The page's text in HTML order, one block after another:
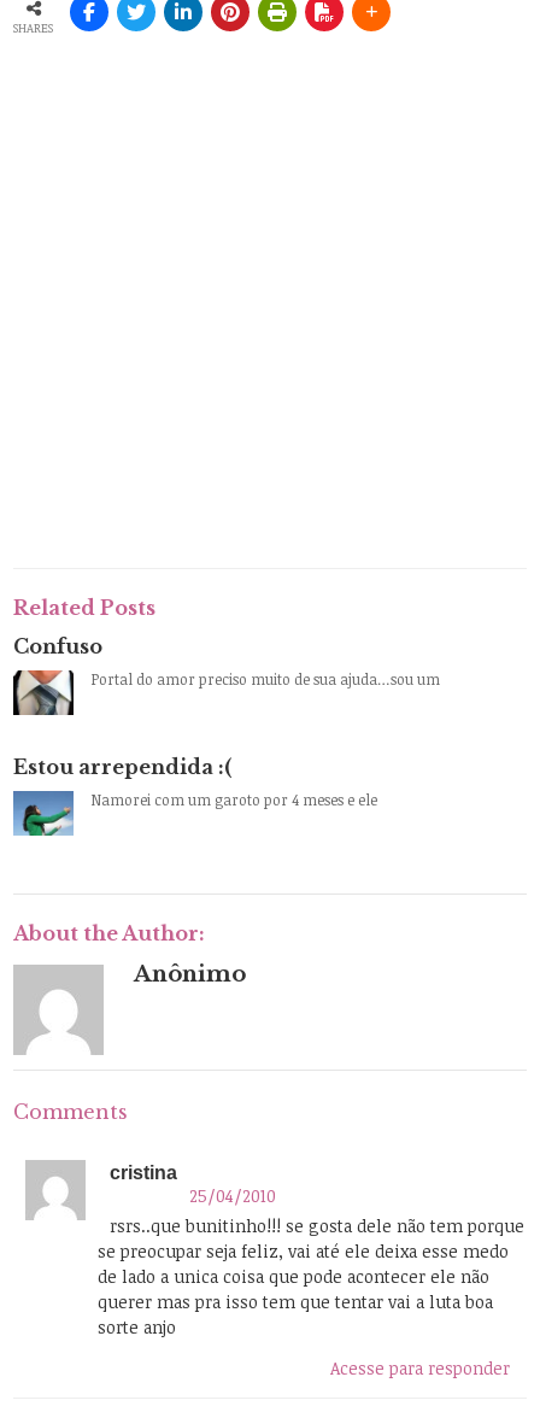
SHARES
Related Posts
Confuso
Portal do amor preciso muito de sua ajuda…sou um
Estou arrependida :(
Namorei com um garoto por 4 meses e ele
About the Author:
Anônimo
Comments
cristina
25/04/2010
rsrs..que bunitinho!!! se gosta dele não tem porque
se preocupar seja feliz, vai até ele deixa esse medo
de lado a unica coisa que pode acontecer ele não
querer mas pra isso tem que tentar vai a luta boa
sorte anjo
Acesse para responder